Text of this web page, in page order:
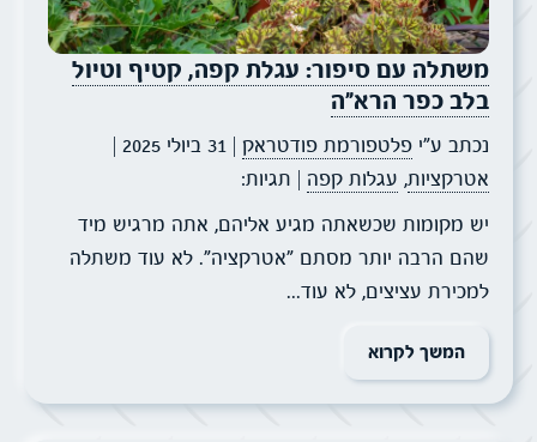
משתלה עם סיפור: עגלת קפה, קטיף וטיול
בלב כפר הרא״ה
נכתב ע״י פלטפורמת פודטראק | 31 ביולי 2025
|
אטרקציות, עגלות קפה | תגיות:
יש מקומות שכשאתה מגיע אליהם, אתה מרגיש מיד
שהם הרבה יותר מסתם "אטרקציה". לא עוד משתלה
למכירת עציצים, לא עוד...
המשך לקרוא